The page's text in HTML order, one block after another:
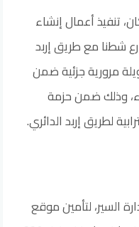
تنفيذ أعمال إنشاء
شارع شطنا مع طريق إربد
مرورية جزئية ضمن
وذلك ضمن حزمة
لطريق إربد الدائري.
السير، لتأمين موقع